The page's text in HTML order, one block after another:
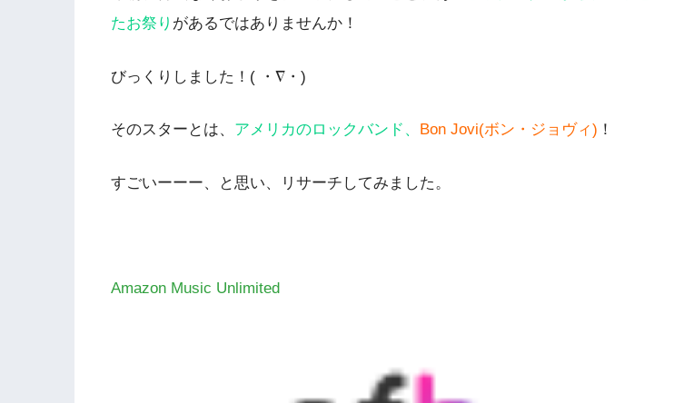
たお祭り があるではありませんか！
びっくりしました！( ・∇・)
そのスターとは、 アメリカのロックバンド、 Bon Jovi(ボン・ジョヴィ) ！
すごいーーー、と思い、リサーチしてみました。
Amazon Music Unlimited